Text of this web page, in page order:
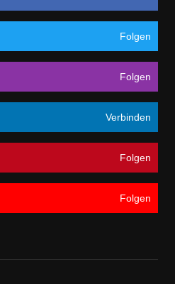
Folgen
Folgen
Verbinden
Folgen
Folgen